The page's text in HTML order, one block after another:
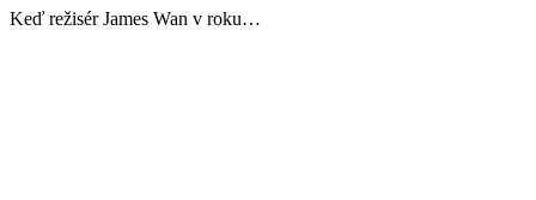
Keď režisér James Wan v roku…